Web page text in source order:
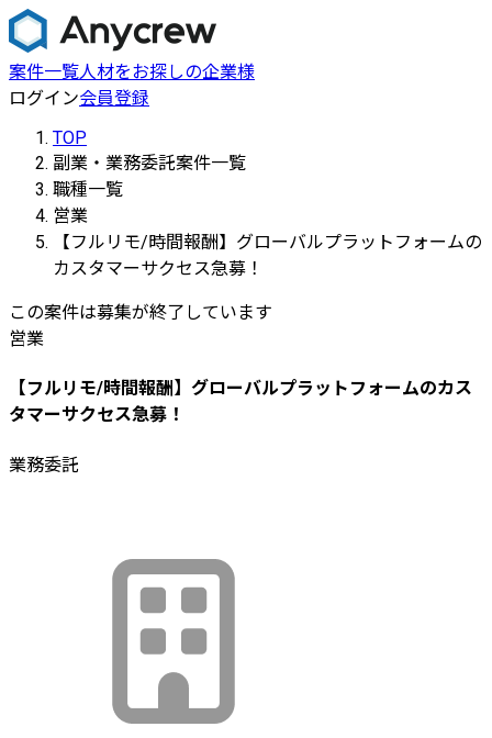
案件一覧人材をお探しの企業様
ログイン会員登録
TOP
副業・業務委託案件一覧
職種一覧
営業
【フルリモ/時間報酬】グローバルプラットフォームの
カスタマーサクセス急募！
この案件は募集が終了しています
営業
【フルリモ/時間報酬】グローバルプラットフォームのカス
タマーサクセス急募！
業務委託